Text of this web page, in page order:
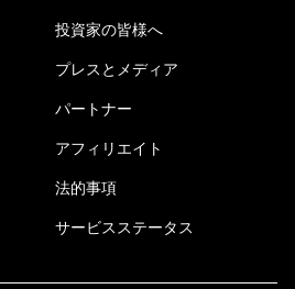
投資家の皆様へ
プレスとメディア
パートナー
アフィリエイト
法的事項
サービスステータス